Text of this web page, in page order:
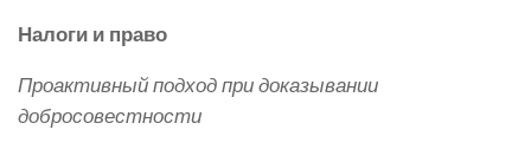
Налоги и право
Проактивный подход при доказывании
добросовестности